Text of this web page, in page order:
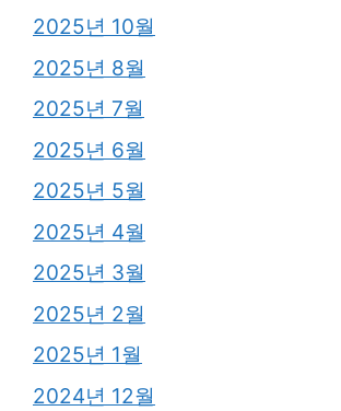
2025년 10월
2025년 8월
2025년 7월
2025년 6월
2025년 5월
2025년 4월
2025년 3월
2025년 2월
2025년 1월
2024년 12월